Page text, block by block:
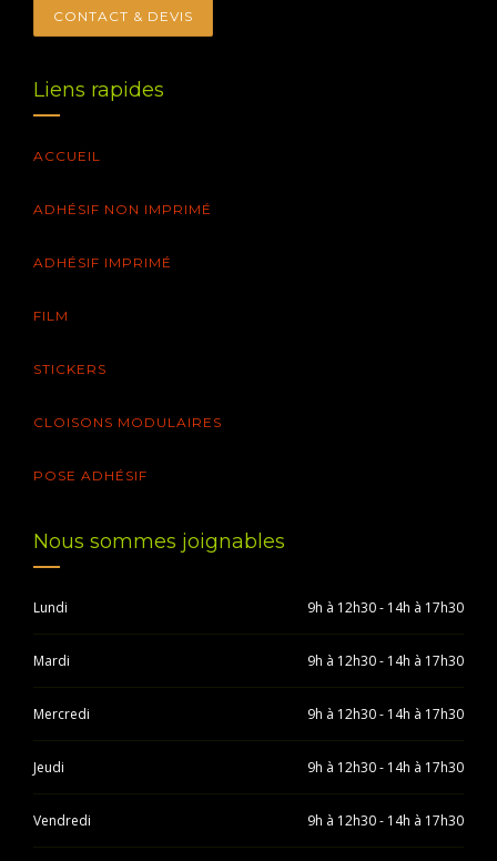
CONTACT & DEVIS
Liens rapides
ACCUEIL
ADHÉSIF NON IMPRIMÉ
ADHÉSIF IMPRIMÉ
FILM
STICKERS
CLOISONS MODULAIRES
POSE ADHÉSIF
Nous sommes joignables
Lundi 9h à 12h30 - 14h à 17h30
Mardi 9h à 12h30 - 14h à 17h30
Mercredi 9h à 12h30 - 14h à 17h30
Jeudi 9h à 12h30 - 14h à 17h30
Vendredi 9h à 12h30 - 14h à 17h30